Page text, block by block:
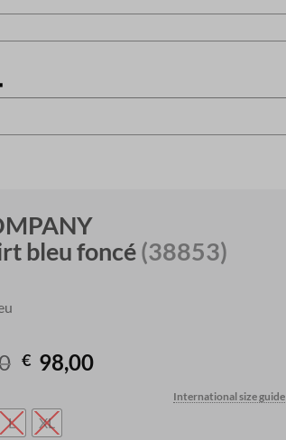
bleu foncé(38853)
Original
price
was:
€ 140,00.
€ 98,00Current
International size guide
L XL